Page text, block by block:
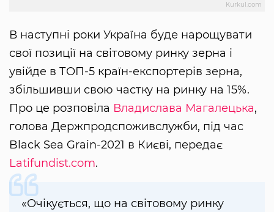
Kurkul.com
В наступні роки Україна буде нарощувати
свої позиції на світовому ринку зерна і
увійде в ТОП-5 країн-експортерів зерна,
збільшивши свою частку на ринку на 15%.
Про це розповіла Владислава Магалецька,
голова Держпродспоживслужби, під час
Black Sea Grain-2021 в Києві, передає
Latifundist.com.
«Очікується, що на світовому ринку